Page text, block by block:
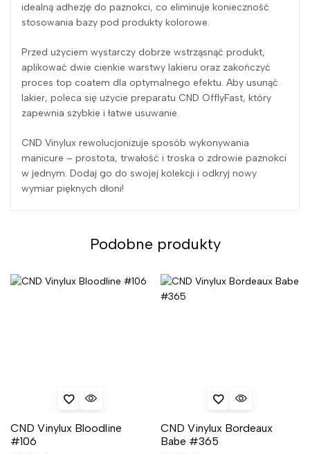
idealną adhezję do paznokci, co eliminuje konieczność
stosowania bazy pod produkty kolorowe.
Przed użyciem wystarczy dobrze wstrząsnąć produkt,
aplikować dwie cienkie warstwy lakieru oraz zakończyć
proces top coatem dla optymalnego efektu. Aby usunąć
lakier, poleca się użycie preparatu CND OfflyFast, który
zapewnia szybkie i łatwe usuwanie.
CND Vinylux rewolucjonizuje sposób wykonywania
manicure – prostota, trwałość i troska o zdrowie paznokci
w jednym. Dodaj go do swojej kolekcji i odkryj nowy
wymiar pięknych dłoni!
Podobne produkty
CND Vinylux Bloodline
#106
CND Vinylux Bordeaux
Babe #365